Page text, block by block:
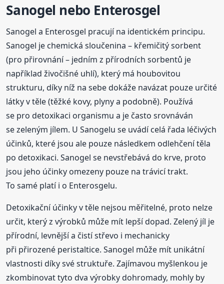
Sanogel nebo Enterosgel
Sanogel a Enterosgel pracují na identickém principu.
Sanogel je chemická sloučenina – křemičitý sorbent
(pro přirovnání – jedním z přírodních sorbentů je
například živočišné uhlí), který má houbovitou
strukturu, díky níž na sebe dokáže navázat pouze určité
látky v těle (těžké kovy, plyny a podobně). Používá
se pro detoxikaci organismu a je často srovnáván
se zeleným jílem. U Sanogelu se uvádí celá řada léčivých
účinků, které jsou ale pouze následkem odlehčení těla
po detoxikaci. Sanogel se nevstřebává do krve, proto
jsou jeho účinky omezeny pouze na trávicí trakt.
To samé platí i o Enterosgelu.
Detoxikační účinky v těle nejsou měřitelné, proto nelze
určit, který z výrobků může mít lepší dopad. Zelený jíl je
přírodní, levnější a čistí střevo i mechanicky
při přirozené peristaltice. Sanogel může mít unikátní
vlastnosti díky své struktuře. Zajímavou myšlenkou je
zkombinovat tyto dva výrobky dohromady, mohly by